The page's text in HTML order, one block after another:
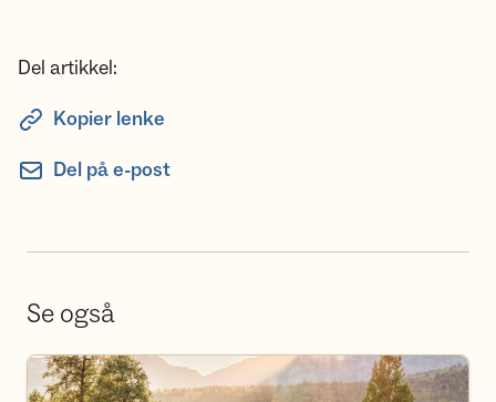
Del artikkel:
Kopier lenke
Del på e-post
Se også
Bestill overnatting på hyttene